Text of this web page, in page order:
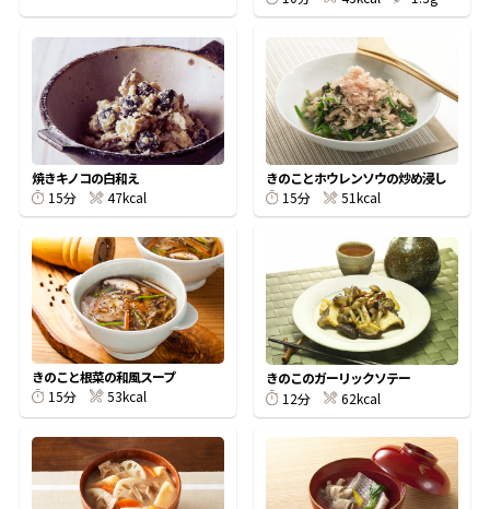
サッと鍋® 楽チン鍋®
楽チン屋® ストレートつゆ
かつお節レシピ
めんつゆレシピ
割烹白だしレシピ
レシピ特設サイト
割烹白だしレシピ特集
だし巻き卵特集
かつおだしが決め手！簡単茶碗蒸し
だしコミュ
- ジョブリターン制
焼きキノコの白和え
15分
47kcal
きのことホウレンソウの炒め浸し
15分
51kcal
きのこと根菜の和風スープ
15分
53kcal
きのこのガーリックソテー
12分
62kcal